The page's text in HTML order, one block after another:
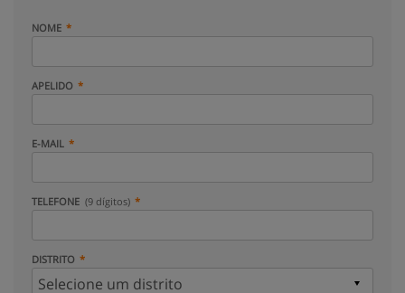
NOME
APELIDO
E-MAIL
TELEFONE (9 dígitos)
DISTRITO